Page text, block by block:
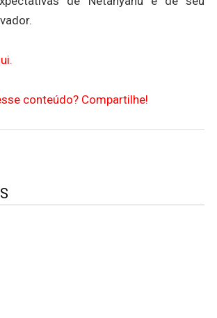
conteúdo? Compartilhe!